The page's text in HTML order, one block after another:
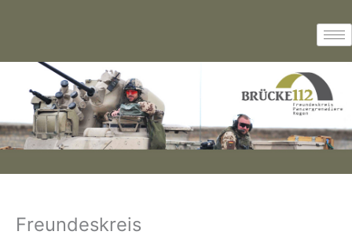
Freundeskreis